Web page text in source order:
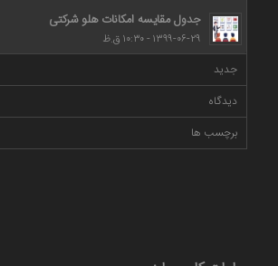
جدول مقایسه امکانات هلو شرکتی
۱۳۹۹-۰۶-۲۹ - ۱۰:۳۰ ق.ظ
جدید
دیدگاه
برچسب ها